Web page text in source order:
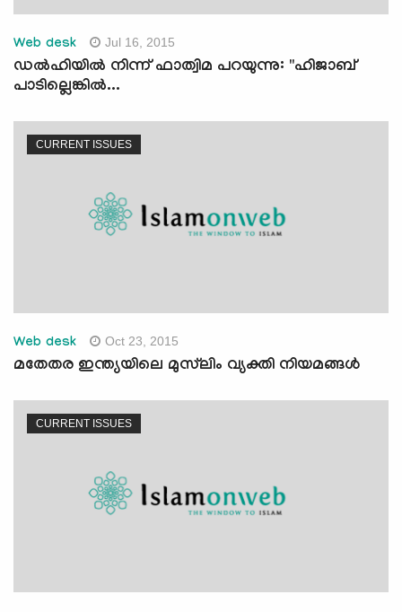
Web desk Jul 16, 2015
ഡല്‍ഹിയില്‍ നിന്ന് ഫാത്വിമ പറയുന്നു: "ഹിജാബ്
പാടില്ലെങ്കില്‍...
CURRENT ISSUES
Web desk Oct 23, 2015
മതേതര ഇന്ത്യയിലെ മുസ്‌ലിം വ്യക്തി നിയമങ്ങള്‍
CURRENT ISSUES